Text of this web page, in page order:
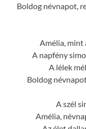
Boldog névnapot,
Amélia, mint
A napfény
A lélek
Boldog
A szél
Amélia,